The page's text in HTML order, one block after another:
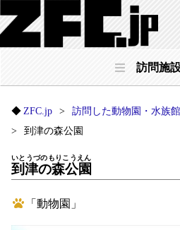
訪問施
ZFC.jp 訪問した動物園・水族
到津の森公園
到津の森公園
いとうづのもりこうえん
「動物園」